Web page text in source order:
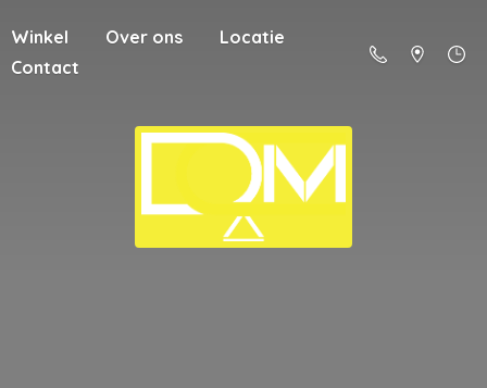
Winkel Over ons
Locatie
Contact